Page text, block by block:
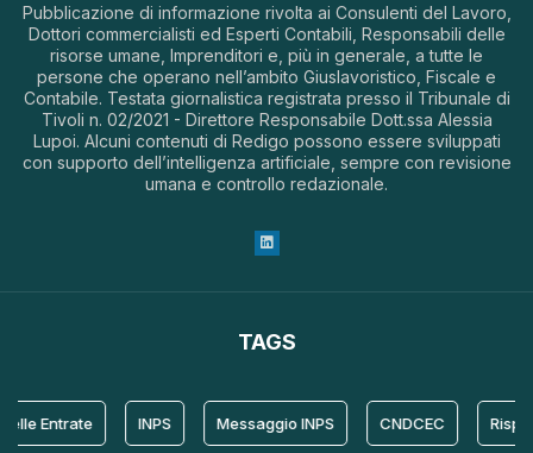
Pubblicazione di informazione rivolta ai Consulenti del Lavoro,
Dottori commercialisti ed Esperti Contabili, Responsabili delle
risorse umane, Imprenditori e, più in generale, a tutte le
persone che operano nell’ambito Giuslavoristico, Fiscale e
Contabile. Testata giornalistica registrata presso il Tribunale di
Tivoli n. 02/2021 - Direttore Responsabile Dott.ssa Alessia
Lupoi. Alcuni contenuti di Redigo possono essere sviluppati
con supporto dell’intelligenza artificiale, sempre con revisione
umana e controllo redazionale.
TAGS
Entrate INPS Messaggio INPS CNDCEC